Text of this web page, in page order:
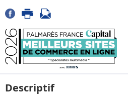
Descriptif